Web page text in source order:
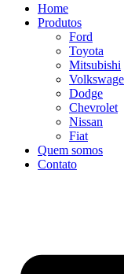
Home
Produtos
Ford
Toyota
Mitsubishi
Dodge
Chevrolet
Nissan
Fiat
Quem somos
Contato